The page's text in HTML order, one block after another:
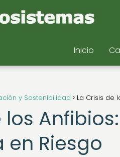
Inicio
y Sostenibilidad La Crisis de
los
en Riesgo